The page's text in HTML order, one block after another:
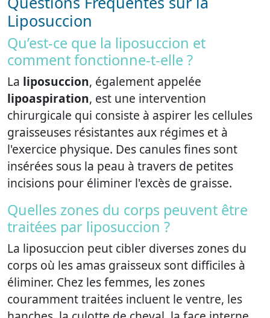
Liposuccion
Qu’est-ce que la liposuccion et
comment fonctionne-t-elle ?
La liposuccion, également appelée
lipoaspiration, est une intervention
chirurgicale qui consiste à aspirer les cellules
graisseuses résistantes aux régimes et à
l'exercice physique. Des canules fines sont
insérées sous la peau à travers de petites
incisions pour éliminer l'excès de graisse.
Quelles zones du corps peuvent être
traitées par liposuccion ?
La liposuccion peut cibler diverses zones du
corps où les amas graisseux sont difficiles à
éliminer. Chez les femmes, les zones
couramment traitées incluent le ventre, les